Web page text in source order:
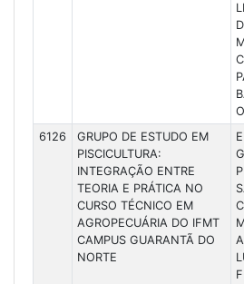
6126
GRUPO DE ESTUDO EM
PISCICULTURA:
INTEGRAÇÃO ENTRE
TEORIA E PRÁTICA NO
CURSO TÉCNICO EM
AGROPECUÁRIA DO IFMT
CAMPUS GUARANTÃ DO
NORTE